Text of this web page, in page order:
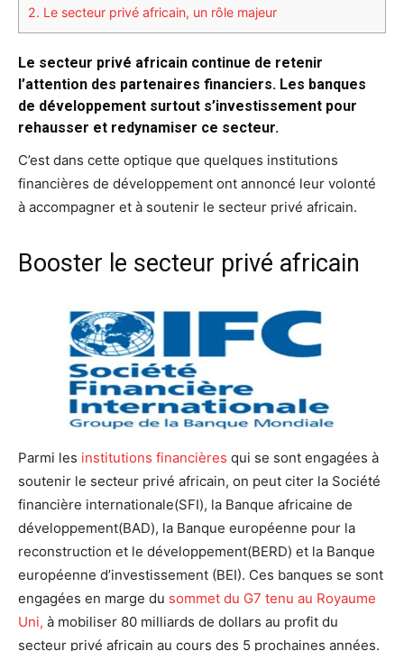
2. Le secteur privé africain, un rôle majeur
Le secteur privé africain continue de retenir
l’attention des partenaires financiers. Les banques
de développement surtout s’investissement pour
rehausser et redynamiser ce secteur.
C’est dans cette optique que quelques institutions
financières de développement ont annoncé leur volonté
à accompagner et à soutenir le secteur privé africain.
Booster le secteur privé africain
Parmi les institutions financières qui se sont engagées à
soutenir le secteur privé africain, on peut citer la Société
financière internationale(SFI), la Banque africaine de
développement(BAD), la Banque européenne pour la
reconstruction et le développement(BERD) et la Banque
européenne d’investissement (BEI). Ces banques se sont
engagées en marge du sommet du G7 tenu au Royaume
Uni, à mobiliser 80 milliards de dollars au profit du
secteur privé africain au cours des 5 prochaines années.